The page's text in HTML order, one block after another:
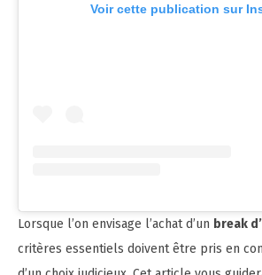
Voir cette publication sur
Lorsque l’on envisage l’achat d’un break
critères essentiels doivent être pris en